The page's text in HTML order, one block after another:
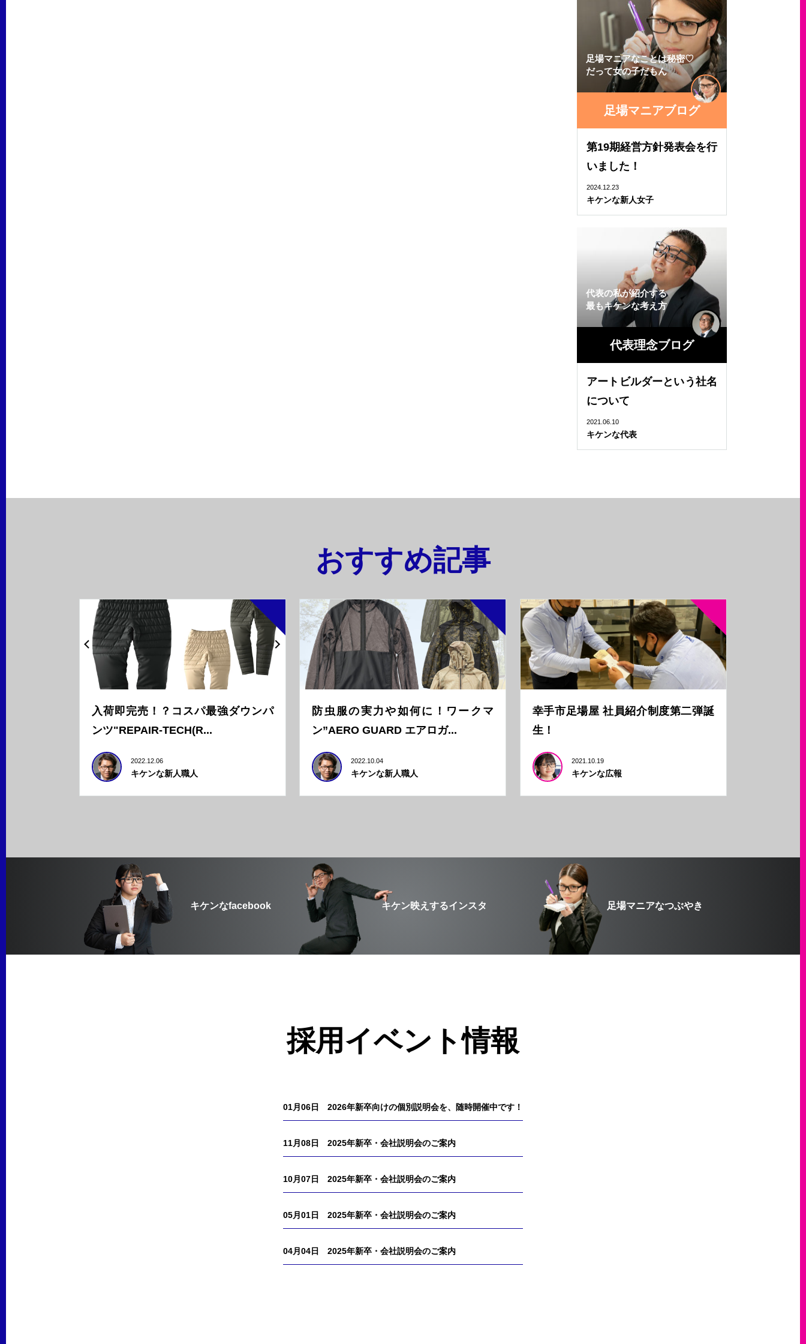
足場マニアなことは秘密♡
だって女の子だもん
足場マニアブログ
第19期経営方針発表会を行
いました！
2024.12.23
キケンな新人女子
代表の私が紹介する
最もキケンな考え方
代表理念ブログ
アートビルダーという社名
について
2021.06.10
キケンな代表
おすすめ記事
入荷即完売！？コスパ最強ダウンパ
ンツ"REPAIR-TECH(R...
2022.12.06
キケンな新人職人
防虫服の実力や如何に！ワークマ
ン”AERO GUARD エアロガ...
2022.10.04
キケンな新人職人
幸手市足場屋 社員紹介制度第二弾誕
生！
2021.10.19
キケンな広報
キケンなfacebook キケン映えするインスタ 足場マニアなつぶやき
採用イベント情報
01月06日 2026年新卒向けの個別説明会を、随時開催中です！
11月08日 2025年新卒・会社説明会のご案内
10月07日 2025年新卒・会社説明会のご案内
05月01日 2025年新卒・会社説明会のご案内
04月04日 2025年新卒・会社説明会のご案内